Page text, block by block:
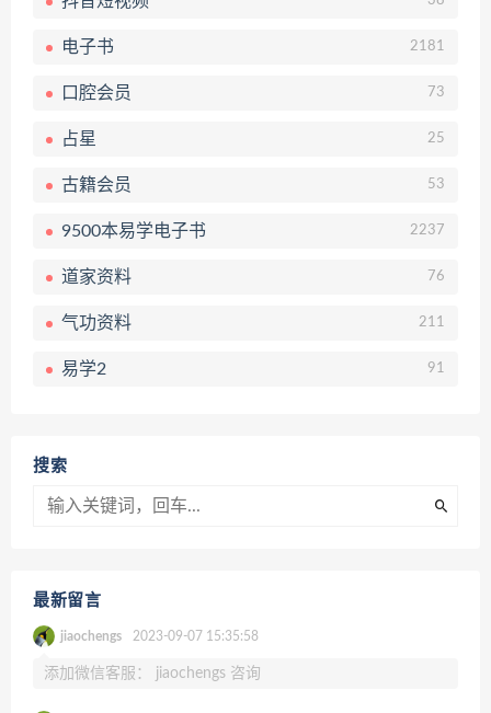
电子书 2181
口腔会员 73
占星 25
古籍会员 53
9500本易学电子书 2237
道家资料 76
气功资料 211
易学2 91
搜索
最新留言
jiaochengs 2023-09-07 15:35:58
添加微信客服： jiaochengs 咨询